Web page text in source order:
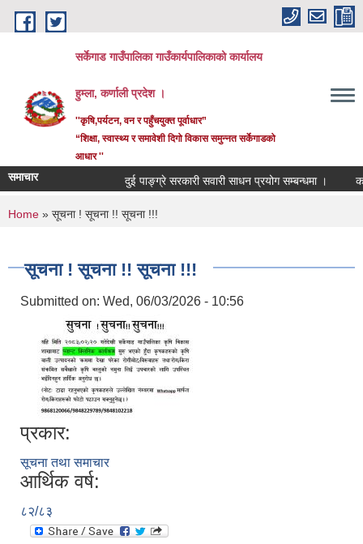
Skip to main content
सर्केगाड गाउँपालिका गाउँकार्यपालिकाको कार्यालय
हुम्ला, कर्णाली प्रदेश ।
''कृषि,पर्यटन, वन र पहुँचयुक्त पूर्वाधार”
“शिक्षा, स्वास्थ्य र समावेशी दिगो विकास समुन्नत सर्केगाडको
आधार ''
समाचार दुई पाङ्ग्रे सरकारी सवारी साधन प्रयोग सम्बन्धमा ।
You are here
Home » सूचना ! सूचना !! सूचना !!!
सूचना ! सूचना !! सूचना !!!
Submitted on: Wed, 06/03/2026 - 10:56
प्रकार:
सूचना तथा समाचार
आर्थिक वर्ष:
८२/८३